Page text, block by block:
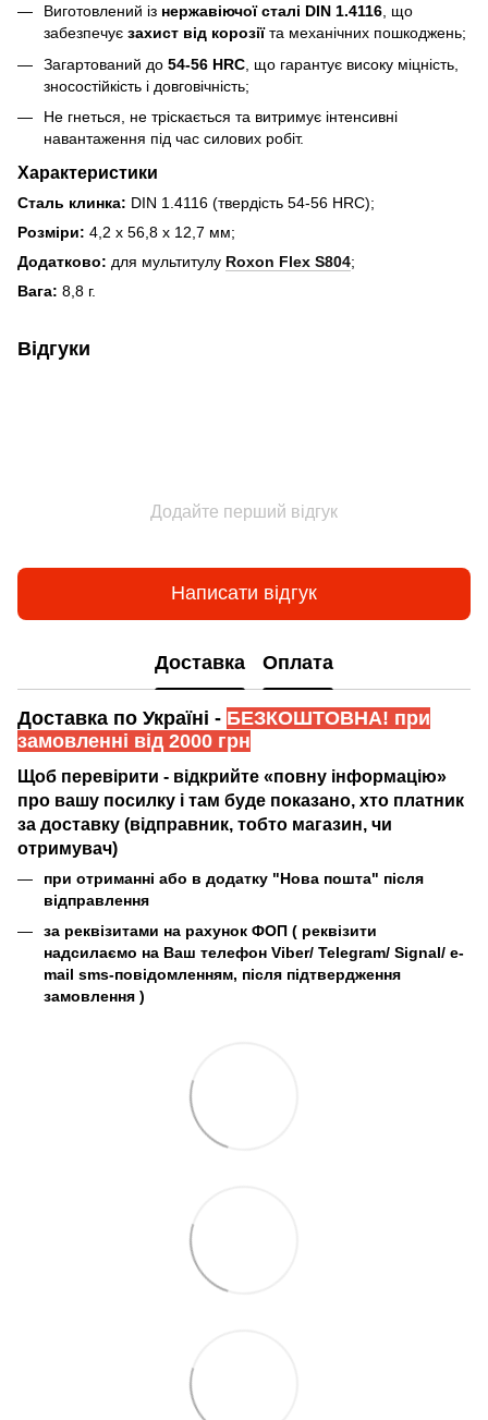
Виготовлений із нержавіючої сталі DIN 1.4116 , що
забезпечує захист від корозіїта механічних пошкоджень;
Загартований до 54-56 HRC , що гарантує високу міцність,
зносостійкість і довговічність;
Не гнеться, не тріскається та витримує інтенсивні
навантаження під час силових робіт.
Характеристики
Сталь клинка: DIN 1.4116 (твердість 54-56 HRC);
Розміри: 4,2 x 56,8 x 12,7 мм;
Додатково: для мультитулу Roxon Flex S804;
Вага: 8,8 г.
Відгуки
Додайте перший відгук
Написати відгук
Доставка Оплата
Доставка по Україні - БЕЗКОШТОВНА! при
замовленні від 2000 грн
Щоб перевірити - відкрийте «повну інформацію»
про вашу посилку і там буде показано, хто платник
за доставку (відправник, тобто магазин, чи
отримувач)
при отриманні або в додатку "Нова пошта" після
відправлення
за реквізитами на рахунок ФОП ( реквізити
надсилаємо на Ваш телефон Viber/ Telegram/ Signal/ e-
mail sms-повідомленням, після підтвердження
замовлення )